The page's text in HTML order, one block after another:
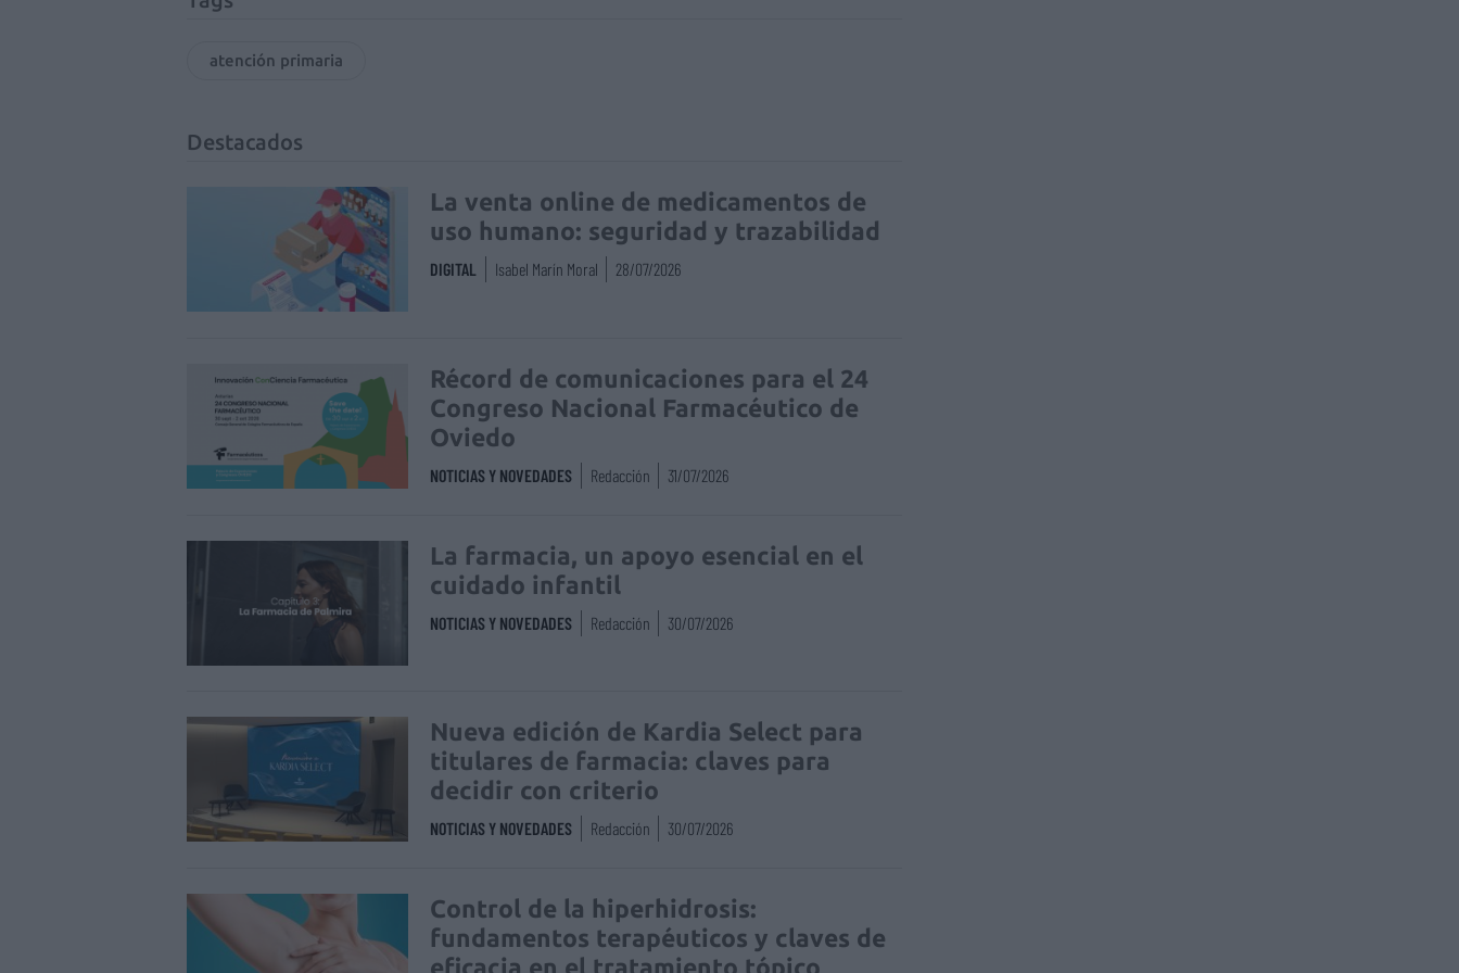
atención primaria
Destacados
La venta online de medicamentos de
uso humano: seguridad y trazabilidad
DIGITAL Isabel Marín Moral 28/07/2026
Récord de comunicaciones para el 24
Congreso Nacional Farmacéutico de
Oviedo
NOTICIAS Y NOVEDADES Redacción 31/07/2026
La farmacia, un apoyo esencial en el
cuidado infantil
NOTICIAS Y NOVEDADES Redacción 30/07/2026
Nueva edición de Kardia Select para
titulares de farmacia: claves para
decidir con criterio
NOTICIAS Y NOVEDADES Redacción 30/07/2026
Control de la hiperhidrosis:
fundamentos terapéuticos y claves de
eficacia en el tratamiento tópico